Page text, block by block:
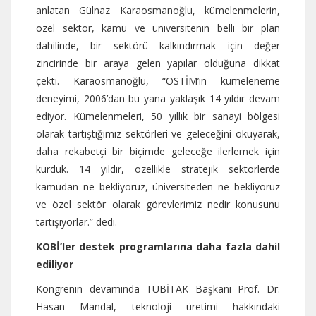
anlatan Gülnaz Karaosmanoğlu, kümelenmelerin,
özel sektör, kamu ve üniversitenin belli bir plan
dahilinde, bir sektörü kalkındırmak için değer
zincirinde bir araya gelen yapılar olduğuna dikkat
çekti. Karaosmanoğlu, “OSTİM’in kümeleneme
deneyimi, 2006’dan bu yana yaklaşık 14 yıldır devam
ediyor. Kümelenmeleri, 50 yıllık bir sanayi bölgesi
olarak tartıştığımız sektörleri ve geleceğini okuyarak,
daha rekabetçi bir biçimde geleceğe ilerlemek için
kurduk. 14 yıldır, özellikle stratejik sektörlerde
kamudan ne bekliyoruz, üniversiteden ne bekliyoruz
ve özel sektör olarak görevlerimiz nedir konusunu
tartışıyorlar.” dedi.
KOBİ’ler destek programlarına daha fazla dahil
ediliyor
Kongrenin devamında TÜBİTAK Başkanı Prof. Dr.
Hasan Mandal, teknoloji üretimi hakkındaki